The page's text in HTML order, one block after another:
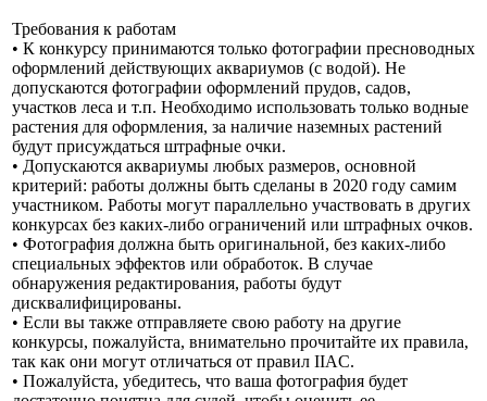
Требования к работам
• К конкурсу принимаются только фoтографии пресноводных
оформлений действующих аквариумов (с водой). Не
допускаются фoтографии оформлений прудов, садов,
участков леса и т.п. Необходимо использовать только водные
растения для оформления, за наличие наземных растений
будут присуждаться штрафные очки.
• Допускаются аквариумы любых размеров, основной
критерий: работы должны быть сделаны в 2020 году самим
участником. Работы могут параллельно участвовать в других
конкурсах без каких-либо ограничений или штрафных очков.
• Фoтография должна быть оригинальной, без каких-либо
специальных эффектов или обработок. В случае
обнаружения редактирования, работы будут
дисквалифицированы.
• Если вы также отправляете свою работу на другие
конкурсы, пожалуйста, внимательно прочитайте их правила,
так как они могут отличаться от правил IIAC.
• Пожалуйста, убедитесь, что ваша фoтография будет